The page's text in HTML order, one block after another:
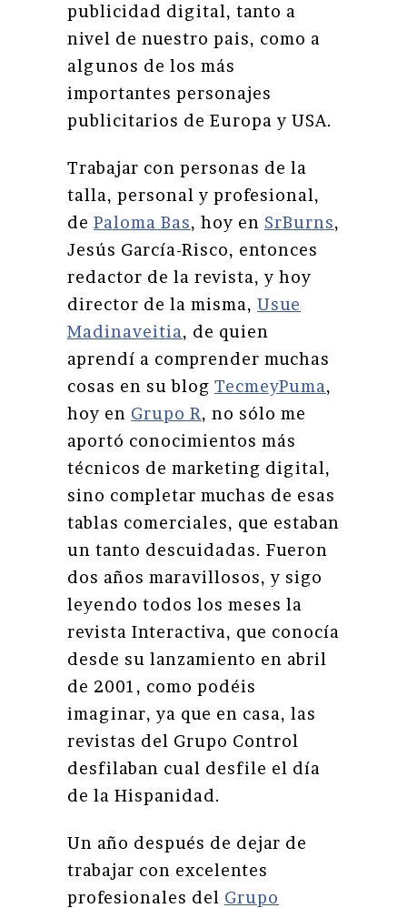
publicidad digital, tanto a
nivel de nuestro pais, como a
algunos de los más
importantes personajes
publicitarios de Europa y USA.
Trabajar con personas de la
talla, personal y profesional,
de Paloma Bas, hoy en SrBurns,
Jesús García-Risco, entonces
redactor de la revista, y hoy
director de la misma, Usue
Madinaveitia, de quien
aprendí a comprender muchas
cosas en su blog TecmeyPuma,
hoy en Grupo R, no sólo me
aportó conocimientos más
técnicos de marketing digital,
sino completar muchas de esas
tablas comerciales, que estaban
un tanto descuidadas. Fueron
dos años maravillosos, y sigo
leyendo todos los meses la
revista Interactiva, que conocía
desde su lanzamiento en abril
de 2001, como podéis
imaginar, ya que en casa, las
revistas del Grupo Control
desfilaban cual desfile el día
de la Hispanidad.
Un año después de dejar de
trabajar con excelentes
profesionales del Grupo